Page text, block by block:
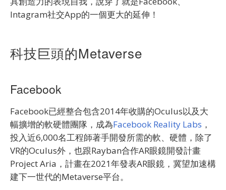
Intagram社交App的一個更大的延伸！
科技巨頭的Metaverse
Facebook
Facebook已經整合包含2014年收購的Oculus以及大
幅擴增的軟硬體團隊，成為Facebook Reality Labs ，
投入近6,000名工程師著手開發所需的軟、硬體，除了
VR的Oculus外，也跟Rayban合作AR眼鏡開發計畫
Project Aria，計畫在2021年發表AR眼鏡，冀望加速構
建下一世代的Metaverse平台。